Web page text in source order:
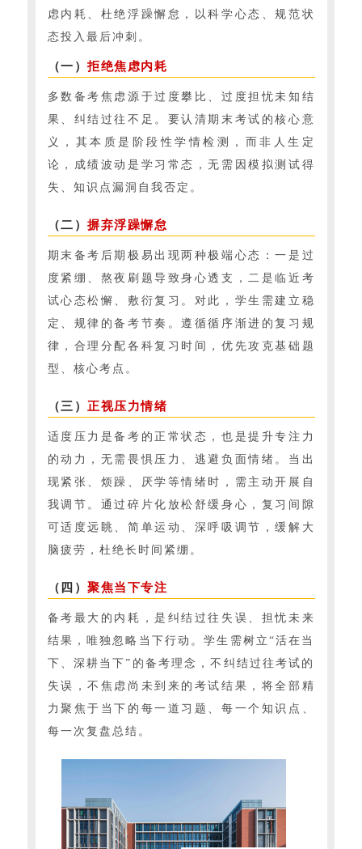
虑内耗、杜绝浮躁懈怠，以科学心态、规范状
态投入最后冲刺。
（一） 拒绝焦虑内耗
多数备考焦虑源于过度攀比、过度担忧未知结
果、纠结过往不足。要认清期末考试的核心意
义，其本质是阶段性学情检测，而非人生定
论，成绩波动是学习常态，无需因模拟测试得
失、知识点漏洞自我否定。
（二） 摒弃浮躁懈怠
期末备考后期极易出现两种极端心态：一是过
度紧绷、熬夜刷题导致身心透支，二是临近考
试心态松懈、敷衍复习。对此，学生需建立稳
定、规律的备考节奏。遵循循序渐进的复习规
律，合理分配各科复习时间，优先攻克基础题
型、核心考点。
（三） 正视压力情绪
适度压力是备考的正常状态，也是提升专注力
的动力，无需畏惧压力、逃避负面情绪。当出
现紧张、烦躁、厌学等情绪时，需主动开展自
我调节。通过碎片化放松舒缓身心，复习间隙
可适度远眺、简单运动、深呼吸调节，缓解大
脑疲劳，杜绝长时间紧绷。
（四） 聚焦当下专注
备考最大的内耗，是纠结过往失误、担忧未来
结果，唯独忽略当下行动。学生需树立“活在当
下、深耕当下”的备考理念，不纠结过往考试的
失误，不焦虑尚未到来的考试结果，将全部精
力聚焦于当下的每一道习题、每一个知识点、
每一次复盘总结。